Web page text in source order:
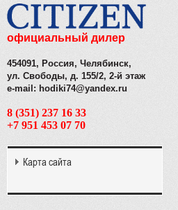
официальный дилер
454091, Россия, Челябинск,
ул. Свободы, д. 155/2, 2-й этаж
e-mail: hodiki74@yandex.ru
8 (351) 237 16 33
+7 951 453 07 70
Карта сайта